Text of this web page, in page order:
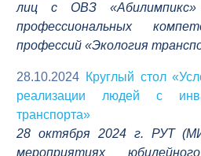
лиц с ОВЗ «Абилимпикс»
профессиональных
профессий «Экология
28.10.2024 Круглый стол
реализации людей с
транспорта»
28 октября 2024 г. РУТ
мероприятиях